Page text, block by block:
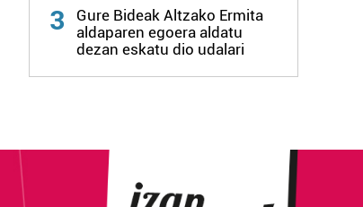
3
Gure Bideak Altzako Ermita
aldaparen egoera aldatu
dezan eskatu dio udalari